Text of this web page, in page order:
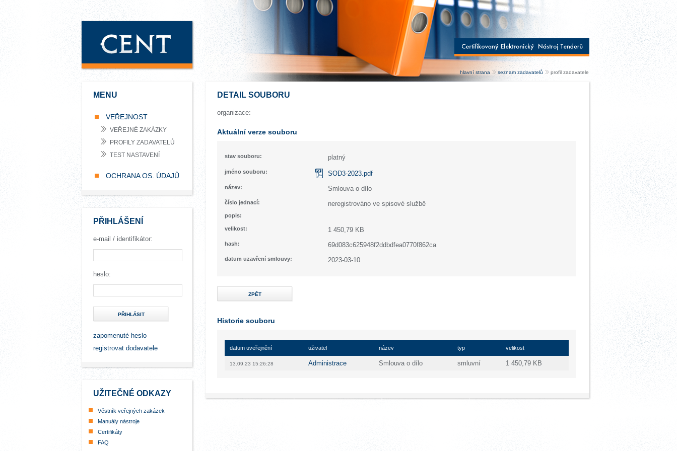
MENU
VEŘEJNOST
VEŘEJNÉ ZAKÁZKY
PROFILY ZADAVATELŮ
TEST NASTAVENÍ
OCHRANA OS. ÚDAJŮ
PŘIHLÁŠENÍ
e-mail / identifikátor:
heslo:
PŘIHLÁSIT
zapomenuté heslo
registrovat dodavatele
UŽITEČNÉ ODKAZY
Věstník veřejných zakázek
Manuály nástroje
Certifikáty
FAQ
hlavní strana seznam zadavatelů profil zadavatele
DETAIL SOUBORU
organizace:
Aktuální verze souboru
stav souboru: platný
jméno souboru: SOD3-2023.pdf
název: Smlouva o dílo
číslo jednací: neregistrováno ve spisové službě
popis:
velikost: 1 450,79 KB
hash: 69d083c625948f2ddbdfea0770f862ca
datum uzavření smlouvy: 2023-03-10
ZPĚT
Historie souboru
datum uveřejnění uživatel název typ velikost
13.09.23 15:26:28 Administrace Smlouva o dílo smluvní 1 450,79 KB